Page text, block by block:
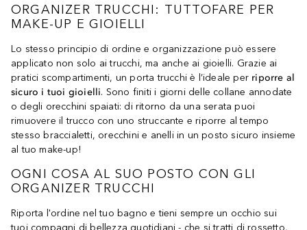
ORGANIZER TRUCCHI: TUTTOFARE PER
MAKE-UP E GIOIELLI
Lo stesso principio di ordine e organizzazione può essere
applicato non solo ai trucchi, ma anche ai gioielli. Grazie ai
pratici scompartimenti, un porta trucchi è l’ideale per riporre al
sicuro i tuoi gioielli. Sono finiti i giorni delle collane annodate
o degli orecchini spaiati: di ritorno da una serata puoi
rimuovere il trucco con uno struccante e riporre al tempo
stesso braccialetti, orecchini e anelli in un posto sicuro insieme
al tuo make-up!
OGNI COSA AL SUO POSTO CON GLI
ORGANIZER TRUCCHI
Riporta l'ordine nel tuo bagno e tieni sempre un occhio sui
tuoi compagni di bellezza quotidiani - che si tratti dirossetto,